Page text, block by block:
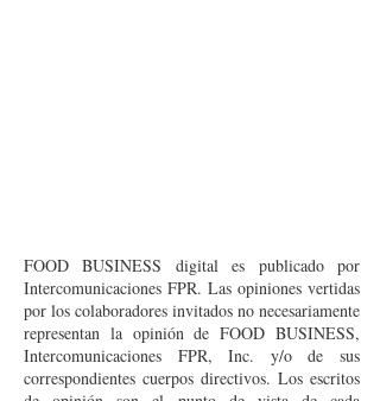
FOOD BUSINESS digital es publicado por
Intercomunicaciones FPR. Las opiniones vertidas
por los colaboradores invitados no necesariamente
representan la opinión de FOOD BUSINESS,
Intercomunicaciones FPR, Inc. y/o de sus
correspondientes cuerpos directivos. Los escritos